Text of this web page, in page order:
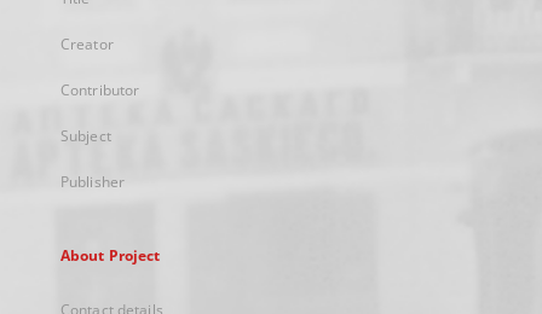
Creator
Contributor
Subject
Publisher
About Project
Contact details